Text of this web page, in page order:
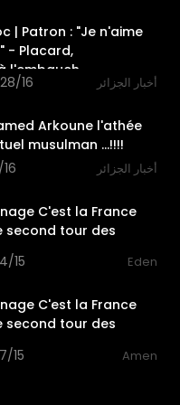
| Patron : "Je n'aime
- Placard,
l'embauch
16 أخبار الجزائر
Arkoune l'athée
musulman ...!!!!
أخبار الجزائر
C'est la France
second tour des
15 Eden
C'est la France
second tour des
15 Amen